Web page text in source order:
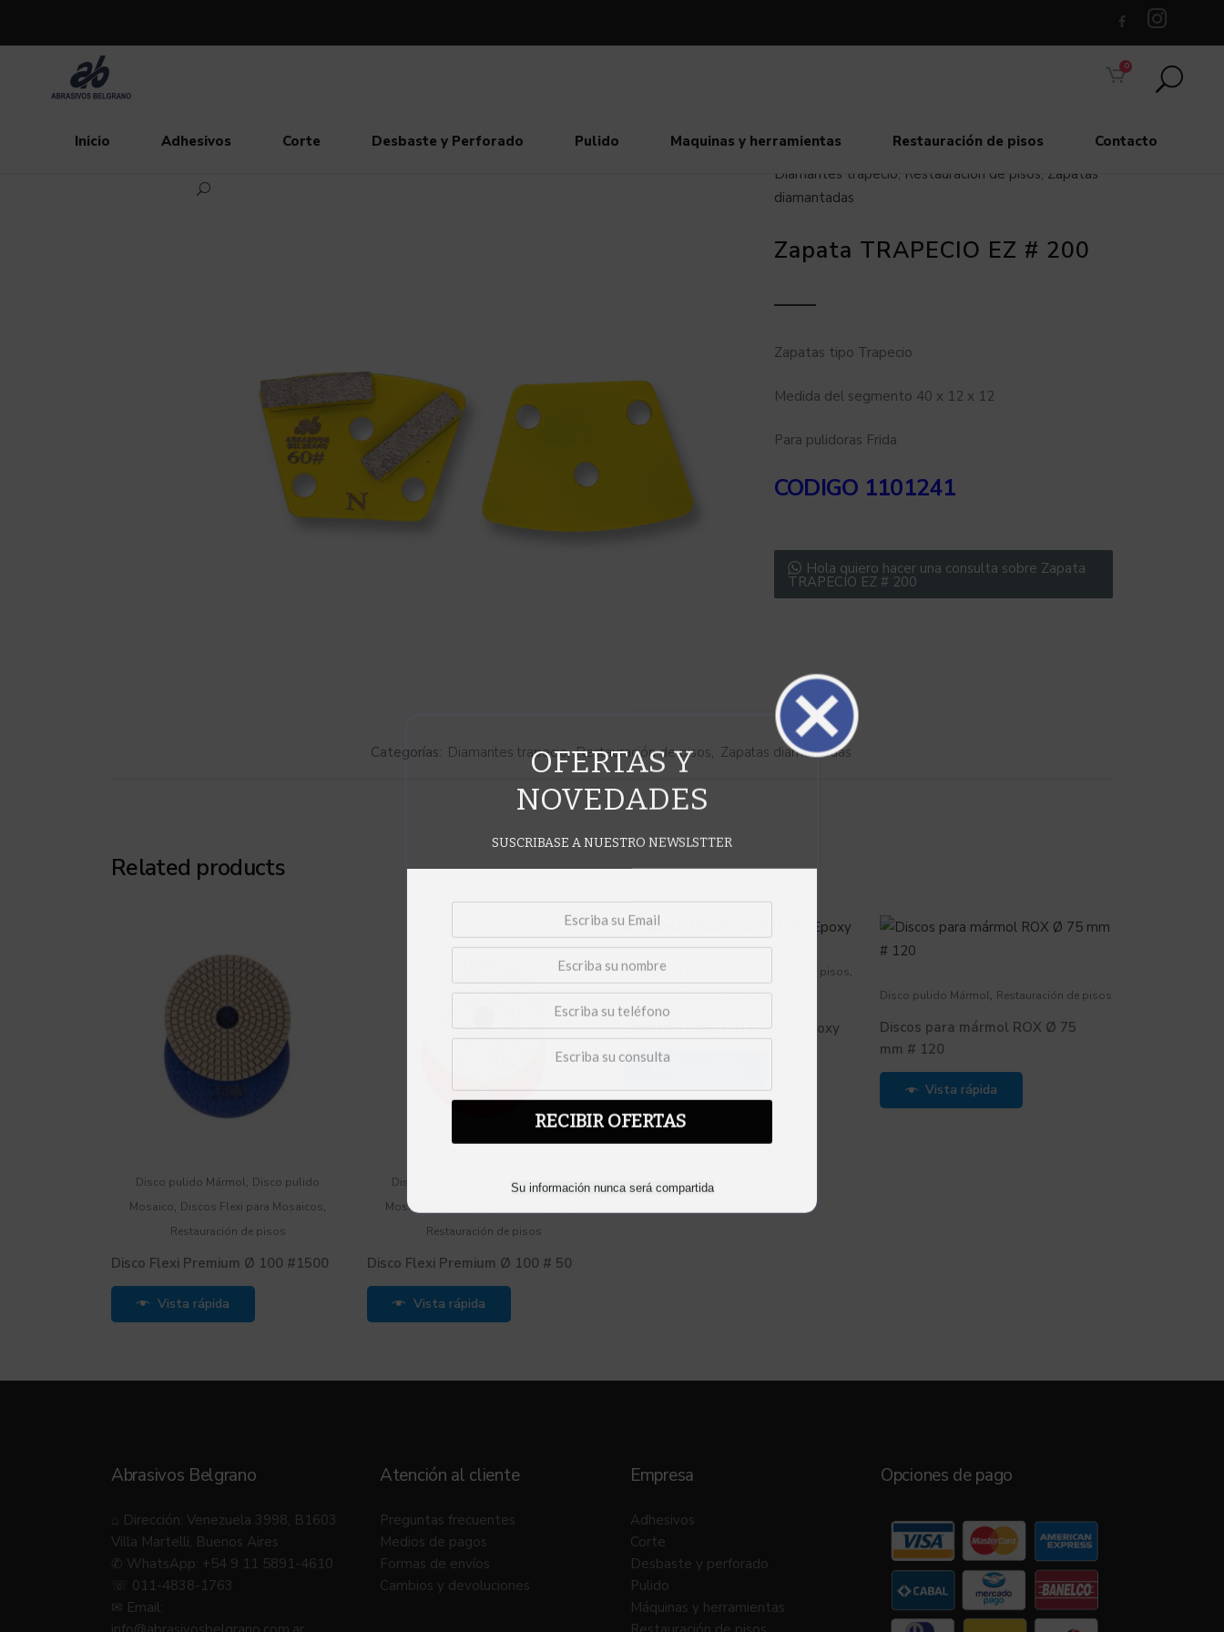
0
Inicio Adhesivos Corte Desbaste y Perforado Pulido Maquinas y herramientas Restauración de pisos
Contacto
Diamantes trapecio, Restauración de pisos, Zapatas
diamantadas
Zapata TRAPECIO EZ # 200
Zapatas tipo Trapecio
Medida del segmento 40 x 12 x 12
Para pulidoras Frida
CODIGO 1101241
Hola quiero hacer una consulta sobre Zapata
TRAPECIO EZ # 200
Categorías: Diamantes trapecio,Restauración de pisos, Zapatas diamantadas
Related products
Disco pulido Mármol, Disco pulido
Mosaico, Discos Flexi para Mosaicos,
Restauración de pisos
Disco Flexi Premium Ø 100 #1500
Vista rápida
Disco pulido Mármol
Disco pulido
Mosaico
Restauración de pisos
Disco Flexi Premium Ø 100 # 50
Vista rápida
Diamantes trapecio Restauración de pisos,
Zapatas diamantadas
Zapata TRAPECIO PCD EZ Epoxy
Disco pulido Mármol, Restauración de pisos
Discos para mármol ROX Ø 75
mm # 120
Vista rápida
Abrasivos Belgrano
⌂ Dirección: Venezuela 3998, B1603
Villa Martelli, Buenos Aires
✆ WhatsApp: +54 9 11 5891-4610
☏ 011-4838-1763
✉ Email:
Atención al cliente
Preguntas frecuentes
Medios de pagos
Formas de envíos
Cambios y devoluciones
Empresa
Adhesivos
Corte
Desbaste y perforado
Pulido
Máquinas y herramientas
Opciones de pago
OFERTAS Y
NOVEDADES
SUSCRIBASE A NUESTRO NEWSLSTTER
RECIBIR OFERTAS
Su información nunca será compartida